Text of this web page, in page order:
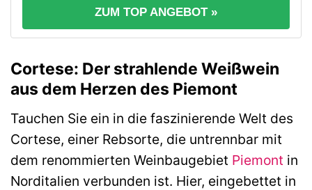
ZUM TOP ANGEBOT »
Cortese: Der strahlende Weißwein
aus dem Herzen des Piemont
Tauchen Sie ein in die faszinierende Welt des
Cortese, einer Rebsorte, die untrennbar mit
dem renommierten Weinbaugebiet Piemont in
Norditalien verbunden ist. Hier, eingebettet in